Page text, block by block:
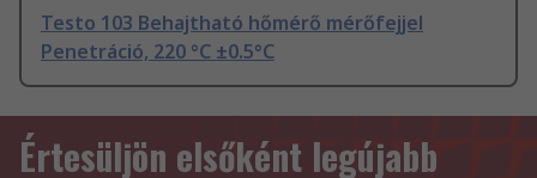
Testo 103 Behajtható hőmérő mérőfejjel
Penetráció, 220 °C ±0.5°C
Értesüljön elsőként legújabb